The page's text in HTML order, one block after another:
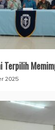
Terpilih
2025